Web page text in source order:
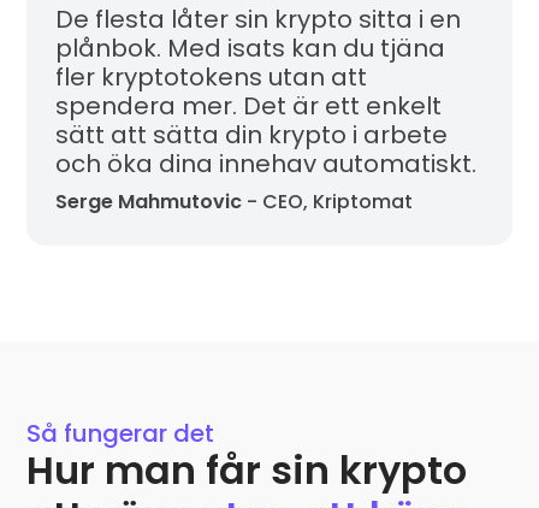
De flesta låter sin krypto sitta i en
plånbok. Med isats kan du tjäna
fler kryptotokens utan att
spendera mer. Det är ett enkelt
sätt att sätta din krypto i arbete
och öka dina innehav automatiskt.
Serge Mahmutovic - CEO, Kriptomat
Så fungerar det
Hur man får sin krypto
Skriv upp dig på väntelistan